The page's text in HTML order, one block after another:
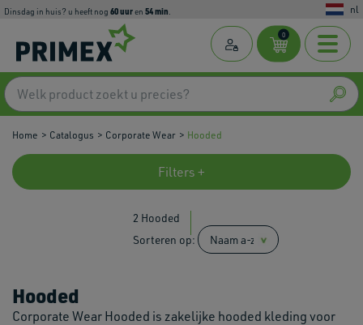
dinsdag in huis? u heeft nog 60uuren 54min nl
0
Home Catalogus Corporate Wear Hooded
Filters +
2 Hooded
Sorteren op:
Hooded
Corporate Wear Hooded is zakelijke hooded kleding voor